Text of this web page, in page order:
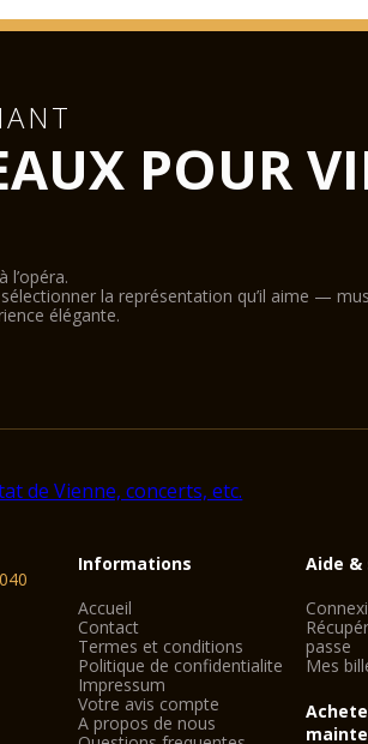
POUR
l’opéra.
la représentation qu’il aime —
élégante.
Informations
Accueil
Contact
Termes et conditions
Politique de confidentialite
Impressum
Votre avis compte
A propos de nous
Aide &
passe
Mes